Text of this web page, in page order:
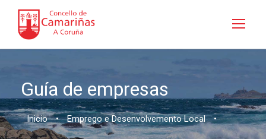
Guía de empresas
Inicio • Emprego e Desenvolvemento Local •